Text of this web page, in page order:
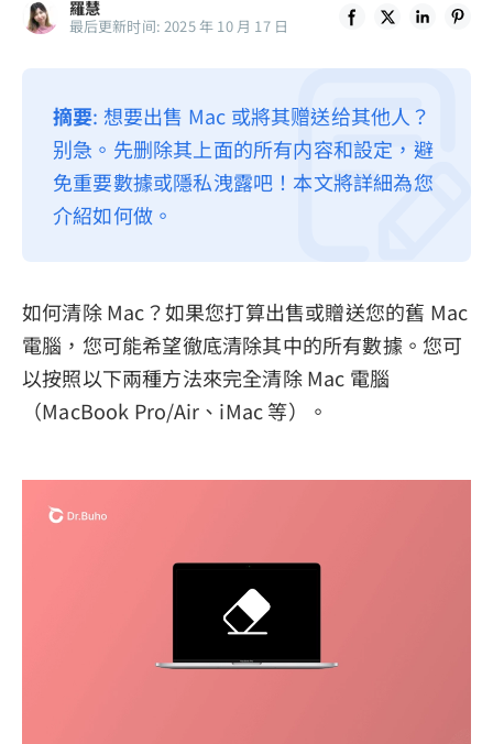
關於我們
聯絡我們
隱私權政策
服務條款
羅慧
最后更新时间: 2025 年 10 月 17 日
摘要: 想要出售 Mac 或將其赠送给其他人？
别急。先删除其上面的所有内容和設定，避
免重要數據或隱私洩露吧！本文將詳細為您
介紹如何做。
如何清除 Mac？如果您打算出售或贈送您的舊 Mac
電腦，您可能希望徹底清除其中的所有數據。您可
以按照以下兩種方法來完全清除 Mac 電腦
（MacBook Pro/Air、iMac 等）。